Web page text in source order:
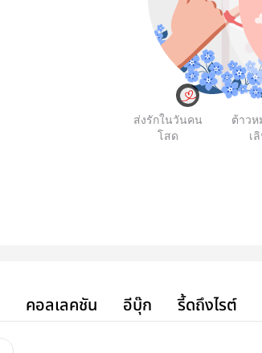
ส่งรักในวันคน
โสด
ต้าวห
เ
คอลเลคชัน อีบุ๊ก รี้ดถึงไรต์